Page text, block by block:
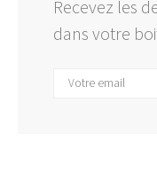
Recevez les
dans votre